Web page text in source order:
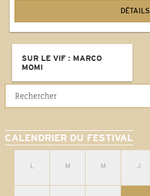
DÉTAILS
SUR LE VIF : MARCO
MOMI
CALENDRIER DU FESTIVAL
M M J